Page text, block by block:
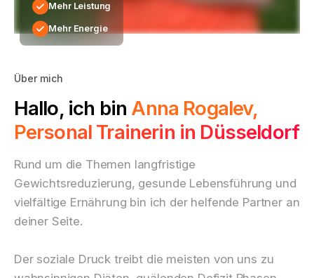
Mehr Leistung
Mehr Energie
Über mich
Hallo, ich bin Anna Rogalev,
Personal Trainerin in Düsseldorf
Rund um die Themen langfristige
Gewichtsreduzierung, gesunde Lebensführung und
vielfältige Ernährung bin ich der helfende Partner an
deiner Seite.
Der soziale Druck treibt die meisten von uns zu